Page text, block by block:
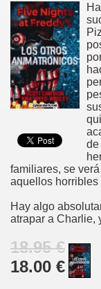
de
familiares, se
aquellos horribles
Hay algo
atrapar a Charlie,
18.95 €
18.00 €